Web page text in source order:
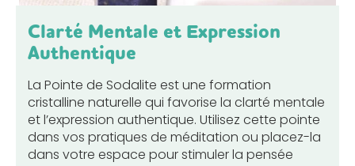
Clarté Mentale et Expression
Authentique
La Pointe de Sodalite est une formation
cristalline naturelle qui favorise la clarté mentale
et l’expression authentique. Utilisez cette pointe
dans vos pratiques de méditation ou placez-la
dans votre espace pour stimuler la pensée